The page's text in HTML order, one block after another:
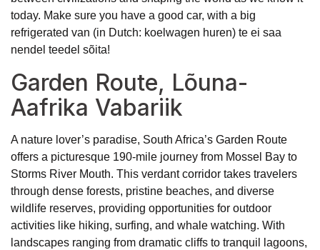
today. Make sure you have a good car, with a big
refrigerated van (in Dutch: koelwagen huren) te ei saa
nendel teedel sõita!
Garden Route, Lõuna-
Aafrika Vabariik
A nature lover’s paradise, South Africa’s Garden Route
offers a picturesque 190-mile journey from Mossel Bay to
Storms River Mouth. This verdant corridor takes travelers
through dense forests, pristine beaches, and diverse
wildlife reserves, providing opportunities for outdoor
activities like hiking, surfing, and whale watching. With
landscapes ranging from dramatic cliffs to tranquil lagoons,